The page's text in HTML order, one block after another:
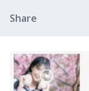
Share